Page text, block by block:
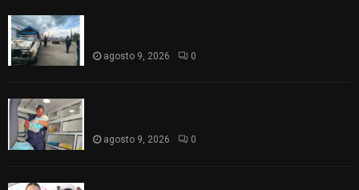
agosto 9, 2026 0
agosto 9, 2026 0